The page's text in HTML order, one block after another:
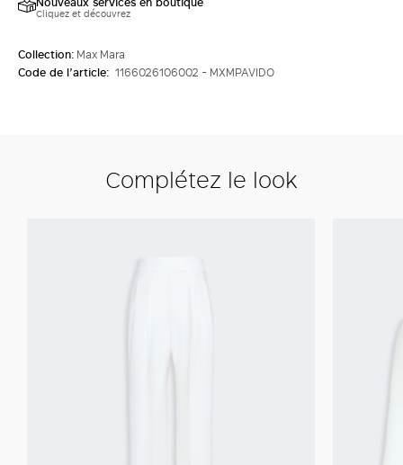
Cliquez et découvrez
Collection: Max Mara
Code de l’article: 1166026106002 - MXMPAVIDO
Complétez le look